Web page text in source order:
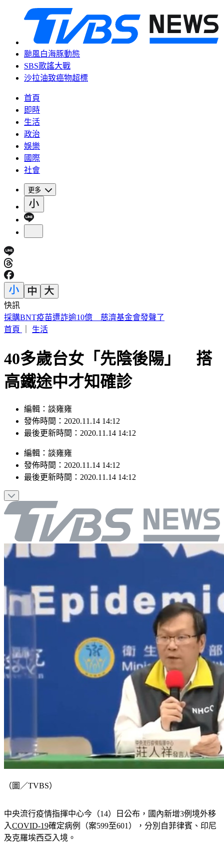
颱風白海豚動態
SBS歌謠大戰
沙拉油致癌物超標
首頁
即時
生活
政治
娛樂
國際
社會
更多
快訊
城鎮韌性演習將登場！2賣場暫停行動支付 萬家福暫停營業
首頁
生活
40多歲台女「先陰後陽」 搭
高鐵途中才知確診
編輯：談雍雍
發佈時間：2020.11.14 14:12
最後更新時間：2020.11.14 14:12
編輯 ： 談雍雍
發佈時間： 2020.11.14 14:12
最後更新時間： 2020.11.14 14:12
（圖／TVBS）
中央流行疫情指揮中心今（14）日公布，國內新增3例境外移
入COVID-19確定病例（案599至601），分別自菲律賓、印尼
及克羅埃西亞入境。